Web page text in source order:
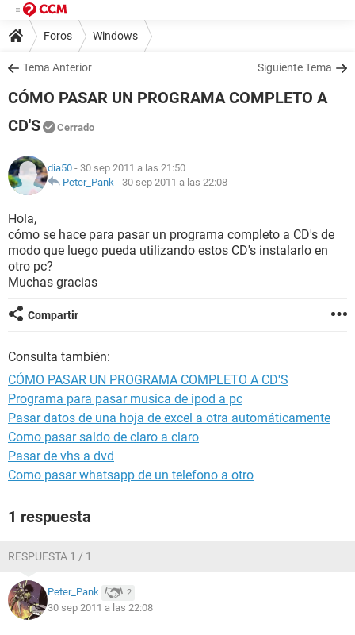
Foros Windows
Tema Anterior Siguiente Tema
CÓMO PASAR UN PROGRAMA COMPLETO A
CD'S
Cerrado
dia50 - 30 sep 2011 a las 21:50
Peter_Pank - 30 sep 2011 a las 22:08
Hola,
cómo se hace para pasar un programa completo a CD's de
modo que luego pueda utilizando estos CD's instalarlo en
otro pc?
Muchas gracias
Compartir
Consulta también:
CÓMO PASAR UN PROGRAMA COMPLETO A CD'S
Programa para pasar musica de ipod a pc
Pasar datos de una hoja de excel a otra automáticamente
Como pasar saldo de claro a claro
Pasar de vhs a dvd
Como pasar whatsapp de un telefono a otro
1 respuesta
RESPUESTA 1 / 1
Peter_Pank 2
30 sep 2011 a las 22:08